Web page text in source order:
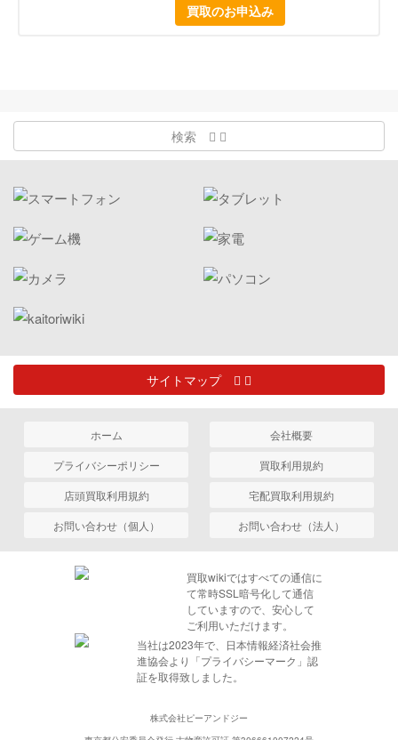
買取のお申込み
検索
サイトマップ
ホーム
会社概要
プライバシーポリシー
買取利用規約
店頭買取利用規約
宅配買取利用規約
お問い合わせ（個人）
お問い合わせ（法人）
買取wikiではすべての通信に
て常時SSL暗号化して通信
していますので、安心して
ご利用いただけます。
当社は2023年で、日本情報経済社会推
進協会より「プライバシーマーク」認
証を取得致しました。
株式会社ピーアンドジー